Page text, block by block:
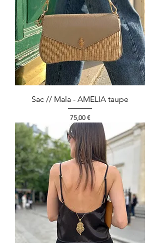
Sac // Mala - AMELIA taupe
Preço
75,00 €